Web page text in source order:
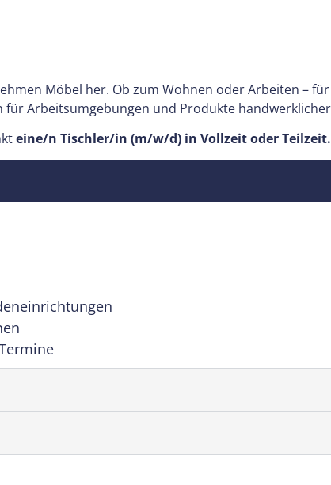
Möbel her. Ob zum Wohnen oder Arbeiten –
für Arbeitsumgebungen und Produkte
eine/n Tischler/in (m/w/d) in Vollzeit oder Teilzeit.